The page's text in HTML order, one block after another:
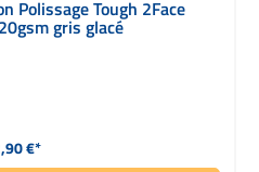
Polissage Tough 2Face
gris glacé
régulier :
€*